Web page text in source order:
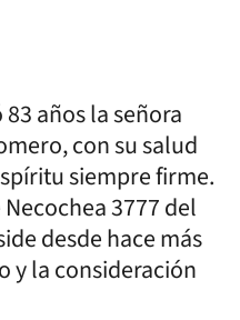
años la señora
con su salud
siempre firme.
3777 del
desde hace más
y la consideración